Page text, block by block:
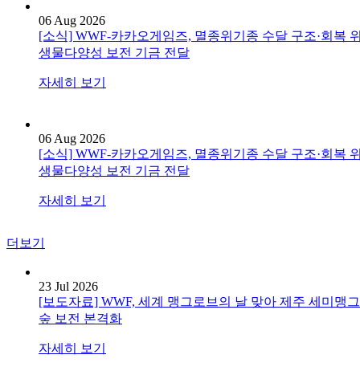
06 Aug 2026
[소식] WWF-카카오게임즈, 멸종위기종 수달 구조·회복
생물다양성 보전 기금 전달
자세히 보기
06 Aug 2026
[소식] WWF-카카오게임즈, 멸종위기종 수달 구조·회복
생물다양성 보전 기금 전달
자세히 보기
더보기
23 Jul 2026
[보도자료] WWF, 세계 맹그로브의 날 맞아 제주 세미맹
숲 보전 본격화
자세히 보기